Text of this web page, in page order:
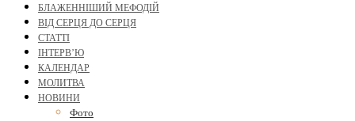
БЛАЖЕННІШИЙ МЕФОДІЙ
ВІД СЕРЦЯ ДО СЕРЦЯ
СТАТТІ
ІНТЕРВ’Ю
КАЛЕНДАР
МОЛИТВА
НОВИНИ
Фото